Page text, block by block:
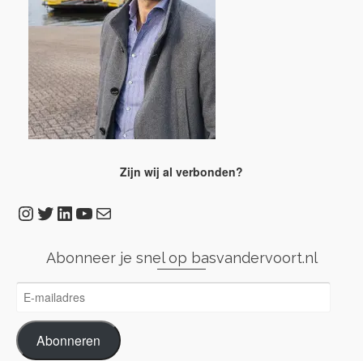
Zijn wij al verbonden?
Instagram
Twitter
LinkedIn
YouTube
E-mail
Abonneer je snel op basvandervoort.nl
E-
mailadres
Abonneren